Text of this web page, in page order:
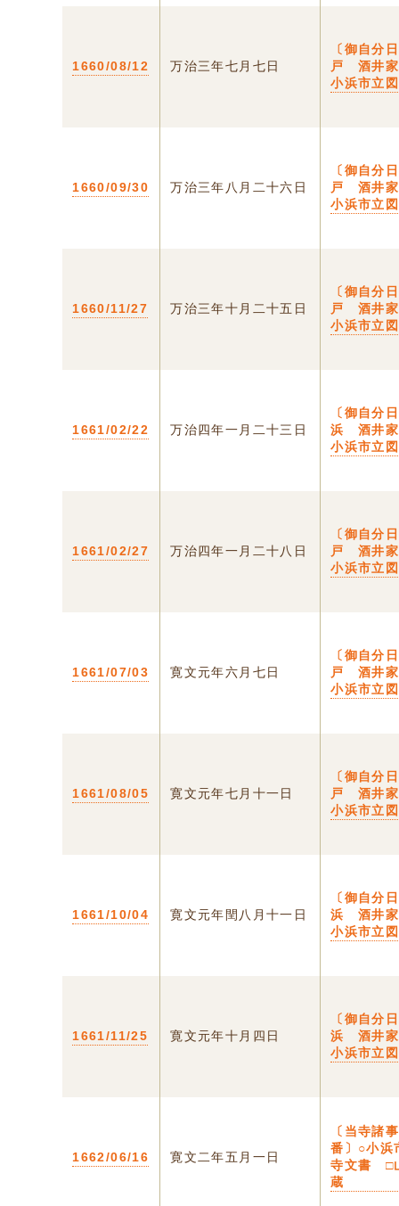
1660/08/12 万治三年七月七日
〔御自分
戸 酒井
小浜市立
1660/09/30 万治三年八月二十六日
〔御自分
戸 酒井
小浜市立
1660/11/27 万治三年十月二十五日
〔御自分
戸 酒井
小浜市立
1661/02/22 万治四年一月二十三日
〔御自分
浜 酒井
小浜市立
1661/02/27 万治四年一月二十八日
〔御自分
戸 酒井
小浜市立
1661/07/03 寛文元年六月七日
〔御自分
戸 酒井
小浜市立
1661/08/05 寛文元年七月十一日
〔御自分
戸 酒井
小浜市立
1661/10/04 寛文元年閏八月十一日
〔御自分
浜 酒井
小浜市立
1661/11/25 寛文元年十月四日
〔御自分
浜 酒井
小浜市立
1662/06/16 寛文二年五月一日
〔当寺諸
番〕○小
寺文書 □
蔵